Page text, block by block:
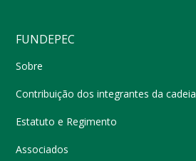
FUNDEPEC
Sobre
Contribuição dos integrantes da cadeia
Estatuto e Regimento
Associados